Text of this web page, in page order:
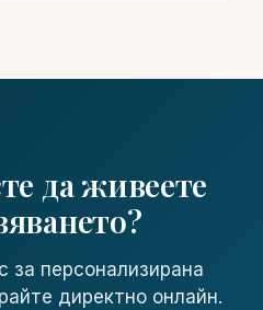
да живеете
за персонализирана
директно онлайн.